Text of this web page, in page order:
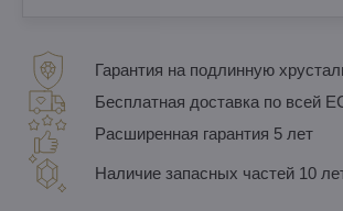
Гарантия на подлинную
Бесплатная доставка по всей
Расширенная гарантия 5 лет
Наличие запасных частей 10